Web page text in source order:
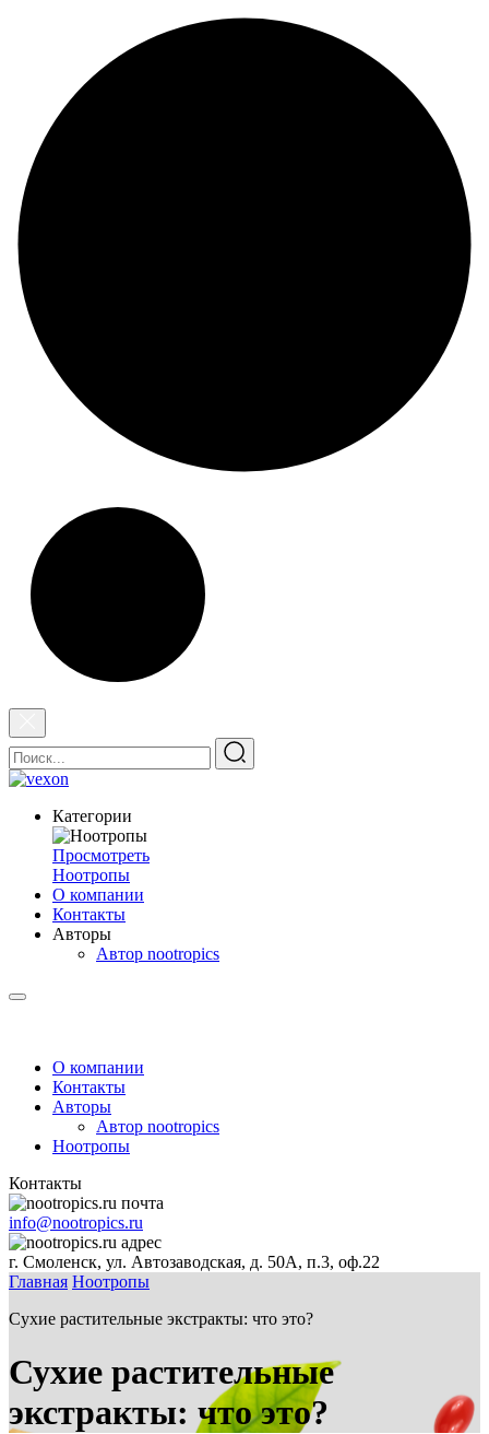
Категории
Просмотреть
Ноотропы
О компании
Контакты
Авторы
Автор nootropics
О компании
Контакты
Авторы
Автор nootropics
Ноотропы
Контакты
info@nootropics.ru
г. Смоленск, ул. Автозаводская, д. 50А, п.3, оф.22
Главная Ноотропы
Сухие растительные экстракты: что это?
Сухие растительные
экстракты: что это?